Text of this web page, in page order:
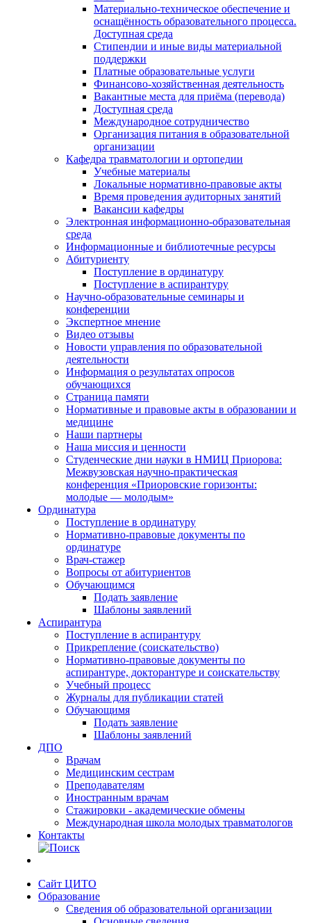
Материально-техническое обеспечение и
оснащённость образовательного процесса.
Доступная среда
Стипендии и иные виды материальной
поддержки
Платные образовательные услуги
Финансово-хозяйственная деятельность
Вакантные места для приёма (перевода)
Доступная среда
Международное сотрудничество
Организация питания в образовательной
организации
Кафедра травматологии и ортопедии
Учебные материалы
Локальные нормативно-правовые акты
Время проведения аудиторных занятий
Вакансии кафедры
Электронная информационно-образовательная
среда
Информационные и библиотечные ресурсы
Абитуриенту
Поступление в ординатуру
Поступление в аспирантуру
Научно-образовательные семинары и
конференции
Экспертное мнение
Видео отзывы
Новости управления по образовательной
деятельности
Информация о результатах опросов
обучающихся
Страница памяти
Нормативные и правовые акты в образовании и
медицине
Наши партнеры
Наша миссия и ценности
Студенческие дни науки в НМИЦ Приорова:
Межвузовская научно-практическая
конференция «Приоровские горизонты:
молодые — молодым»
Ординатура
Поступление в ординатуру
Нормативно-правовые документы по
ординатуре
Врач-стажер
Вопросы от абитуриентов
Обучающимся
Подать заявление
Шаблоны заявлений
Аспирантура
Поступление в аспирантуру
Прикрепление (соискательство)
Нормативно-правовые документы по
аспирантуре, докторантуре и соискательству
Учебный процесс
Журналы для публикации статей
Обучающимя
Подать заявление
Шаблоны заявлений
ДПО
Врачам
Медицинским сестрам
Преподавателям
Иностранным врачам
Стажировки - академические обмены
Международная школа молодых травматологов
Контакты
Сайт ЦИТО
Образование
Сведения об образовательной организации